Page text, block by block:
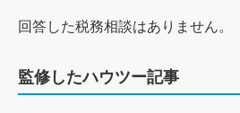
回答した税務相談はありません。
監修したハウツー記事